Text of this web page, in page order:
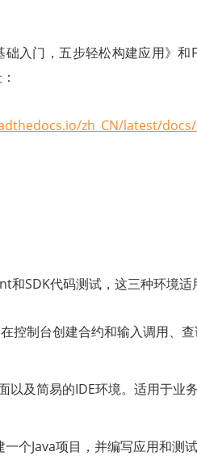
入门，五步轻松构建应用》和
zh_CN/latest/
和SDK代码测试，这三种环境适
控制台创建合约和输入调用、
以及简易的IDE环境。适用于业
个Java项目，并编写应用和测